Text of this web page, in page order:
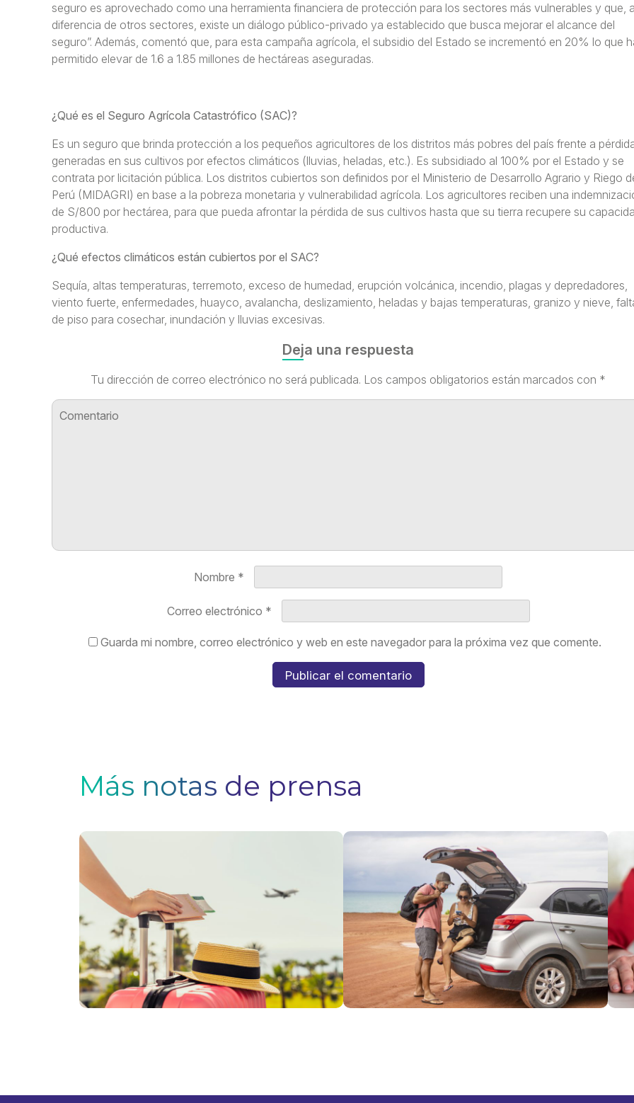
seguro es aprovechado como una herramienta financiera de protección para los sectores más vulnerables y que,
diferencia de otros sectores, existe un diálogo público-privado ya establecido que busca mejorar el alcance del
seguro”. Además, comentó que, para esta campaña agrícola, el subsidio del Estado se incrementó en 20% lo que
permitido elevar de 1.6 a 1.85 millones de hectáreas aseguradas.
¿Qué es el Seguro Agrícola Catastrófico (SAC)?
Es un seguro que brinda protección a los pequeños agricultores de los distritos más pobres del país frente a
generadas en sus cultivos por efectos climáticos (lluvias, heladas, etc.). Es subsidiado al 100% por el Estado y se
contrata por licitación pública. Los distritos cubiertos son definidos por el Ministerio de Desarrollo Agrario y Riego
Perú (MIDAGRI) en base a la pobreza monetaria y vulnerabilidad agrícola. Los agricultores reciben una
de S/800 por hectárea, para que pueda afrontar la pérdida de sus cultivos hasta que su tierra recupere su
productiva.
¿Qué efectos climáticos están cubiertos por el SAC?
Sequía, altas temperaturas, terremoto, exceso de humedad, erupción volcánica, incendio, plagas y depredadores,
viento fuerte, enfermedades, huayco, avalancha, deslizamiento, heladas y bajas temperaturas, granizo y nieve,
de piso para cosechar, inundación y lluvias excesivas.
Deja una respuesta
Tu dirección de correo electrónico no será publicada. Los campos obligatorios están marcados con *
Nombre *
Correo electrónico *
Guarda mi nombre, correo electrónico y web en este navegador para la próxima vez que comente.
Más notas de prensa
Viajes por
qué hacer
si
necesitas
seguro en
el
y
en
Ver